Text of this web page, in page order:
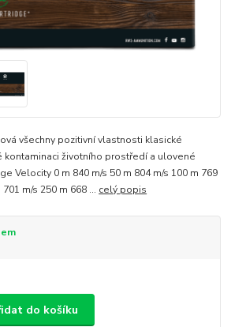
všechny pozitivní vlastnosti klasické
životního prostředí a ulovené
Velocity 0 m 840 m/s 50 m 804 m/s 100 m 769
m/s 250 m 668 ... celý popis
do košíku